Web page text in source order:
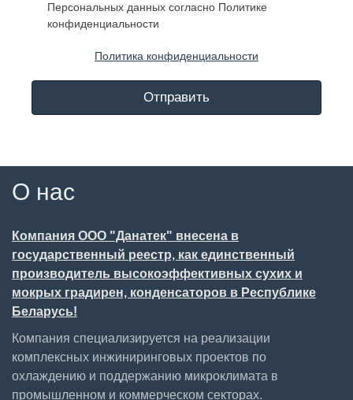
Персональных данных согласно Политике
конфиденциальности
Политика конфиденциальности
Отправить
О нас
Компания ООО "Данатек" внесена в
государственный реестр, как единственный
производитель высокоэффективных сухих и
мокрых градирен, конденсаторов в Республике
Беларусь!
Компания специализируется на реализации
комплексных инжиниринговых проектов по
охлаждению и поддержанию микроклимата в
промышленном и коммерческом секторах.